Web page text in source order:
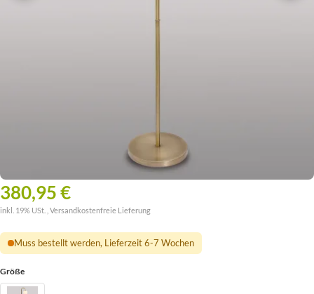
380,95 €
inkl. 19% USt. , Versandkostenfreie Lieferung
Muss bestellt werden, Lieferzeit 6-7 Wochen
Größe